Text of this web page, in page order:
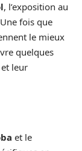
, l’exposition au
fois que
le mieux
quelques
leur
et le